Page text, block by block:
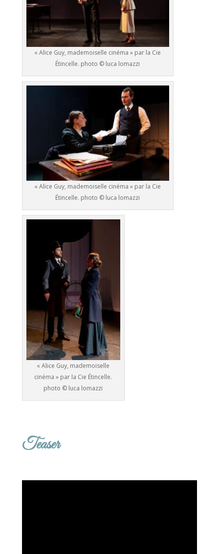
« Alice Guy, mademoiselle cinéma » par la Cie
Étincelle. photo © luca lomazzi
« Alice Guy, mademoiselle cinéma » par la Cie
Étincelle. photo © luca lomazzi
« Alice Guy, mademoiselle
cinéma » par la Cie Étincelle.
photo © luca lomazzi
Teaser